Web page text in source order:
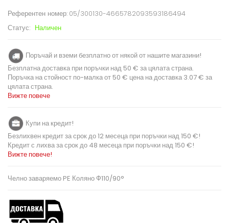
Референтен номер: 05/300130-4665782093593186494
Статус: Наличен
Поръчай и вземи безплатно от някой от нашите магазини!
Безплатна доставка при поръчки над 50 € за цялата страна.
Поръчка на стойност по-малка от 50 € цена на доставка 3.07 € за
цялата страна.
Вижте повече
Купи на кредит!
Безлихвен кредит за срок до 12 месеца при поръчки над 150 €!
Кредит с лихва за срок до 48 месеца при поръчки над 150 €!
Вижте повече!
Челно заваряемо PE Коляно Ф110/90°